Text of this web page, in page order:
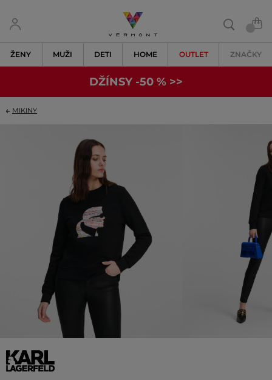
ŽENY MUŽI DETI HOME OUTLET ZNAČKY
DŽÍNSY -50 % >>
MIKINY